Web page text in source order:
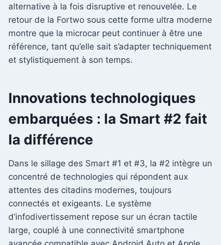
alternative à la fois disruptive et renouvelée. Le
retour de la Fortwo sous cette forme ultra moderne
montre que la microcar peut continuer à être une
référence, tant qu’elle sait s’adapter techniquement
et stylistiquement à son temps.
Innovations technologiques
embarquées : la Smart #2 fait
la différence
Dans le sillage des Smart #1 et #3, la #2 intègre un
concentré de technologies qui répondent aux
attentes des citadins modernes, toujours
connectés et exigeants. Le système
d’infodivertissement repose sur un écran tactile
large, couplé à une connectivité smartphone